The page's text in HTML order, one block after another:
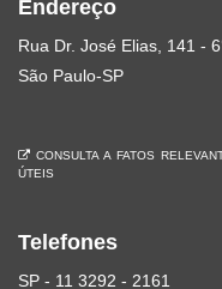
Endereço
Rua Dr. José Elias, 141 -
São Paulo-SP
CONSULTA A FATOS
ÚTEIS
Telefones
SP - 11 3292 - 2161